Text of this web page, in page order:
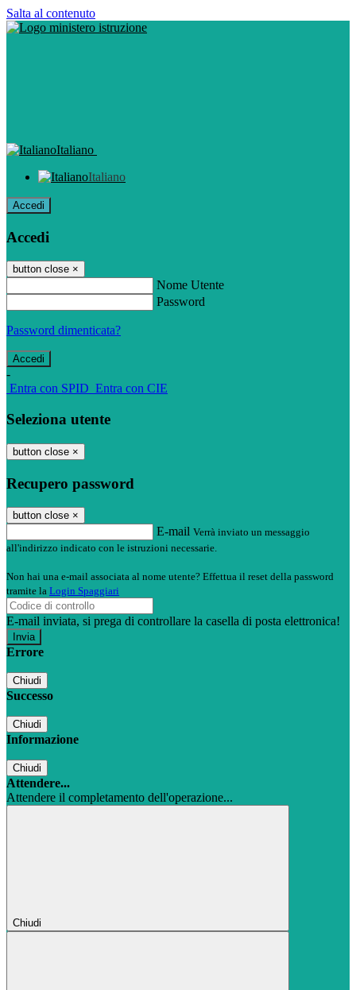
Salta al contenuto
Italiano
Italiano
Accedi
Accedi
button close ×
Nome Utente
Password
Password dimenticata?
-
Entra con SPID Entra con CIE
Seleziona utente
button close ×
Recupero password
button close ×
E-mail Verrà inviato un messaggio
all'indirizzo indicato con le istruzioni necessarie.
Non hai una e-mail associata al nome utente? Effettua il reset della password
tramite la Login Spaggiari
E-mail inviata, si prega di controllare la casella di posta elettronica!
Errore
Chiudi
Successo
Chiudi
Informazione
Chiudi
Attendere...
Attendere il completamento dell'operazione...
Chiudi